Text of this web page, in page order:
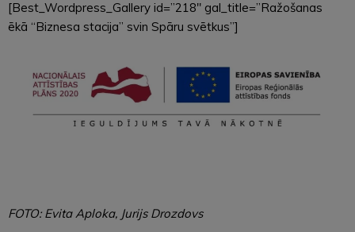
[Best_Wordpress_Gallery id=”218″ gal_title=”Ražošanas
ēkā “Biznesa stacija” svin Spāru svētkus”]
FOTO: Evita Aploka, Jurijs Drozdovs